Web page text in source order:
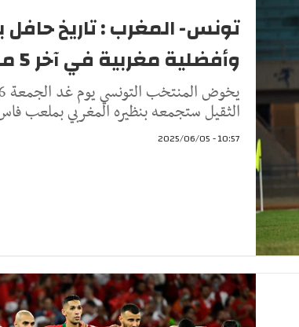
تونس- المغرب : تاريخ حافل
وأفضلية مغربية في آخر 5 مواجهات
الثقيل ستجمعه بنظيره المغربي بملعب
10:57 - 2025/06/05